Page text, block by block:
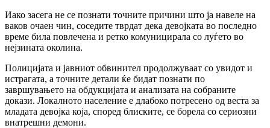
Иако засега не се познати точните причини што ја навеле на
ваков очаен чин, соседите тврдат дека девојката во последно
време била повлечена и ретко комуницирала со луѓето во
нејзината околина.
Полицијата и јавниот обвинител продолжуваат со увидот и
истрагата, а точните детали ќе бидат познати по
завршувањето на обдукцијата и анализата на собраните
докази. Локалното население е длабоко потресено од веста за
младата девојка која, според блиските, се борела со сериозни
внатрешни демони.